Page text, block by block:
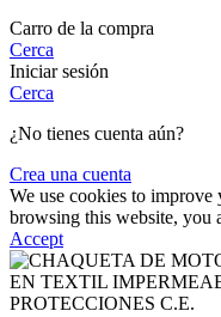
Carro de la compra
Cerca
Iniciar sesión
Cerca
¿No tienes cuenta aún?
Crea una cuenta
We use cookies to
browsing this website, you
Accept